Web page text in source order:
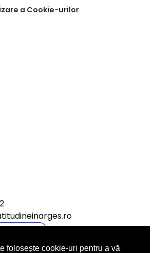
a Cookie-urilor
folosește cookie-uri pentru a vă